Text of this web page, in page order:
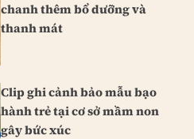
chanh thêm bổ dưỡng và
thanh mát
Clip ghi cảnh bảo mẫu bạo
hành trẻ tại cơ sở mầm non
gây bức xúc